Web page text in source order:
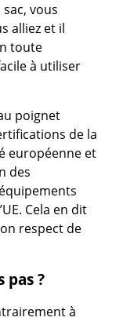
vous
alliez et il
toute
à utiliser
poignet
de la
européenne et
des
Cela en dit
respect de
pas ?
à